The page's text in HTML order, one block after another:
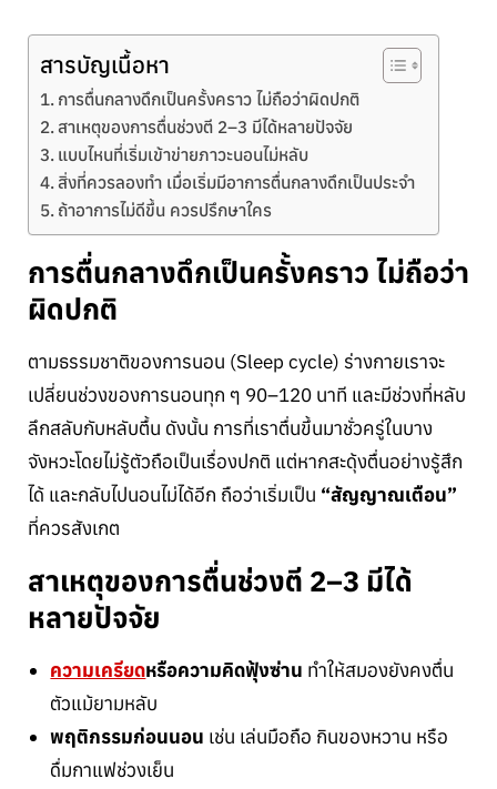
สารบัญเนื้อหา
การตื่นกลางดึกเป็นครั้งคราว ไม่ถือว่าผิดปกติ
สาเหตุของการตื่นช่วงตี 2–3 มีได้หลายปัจจัย
แบบไหนที่เริ่มเข้าข่ายภาวะนอนไม่หลับ
สิ่งที่ควรลองทำ เมื่อเริ่มมีอาการตื่นกลางดึกเป็นประจำ
ถ้าอาการไม่ดีขึ้น ควรปรึกษาใคร
การตื่นกลางดึกเป็นครั้งคราว ไม่ถือว่า
ผิดปกติ
ตามธรรมชาติของการนอน (Sleep cycle) ร่างกายเราจะ
เปลี่ยนช่วงของการนอนทุก ๆ 90–120 นาที และมีช่วงที่หลับ
ลึกสลับกับหลับตื้น ดังนั้น การที่เราตื่นขึ้นมาชั่วครู่ในบาง
จังหวะโดยไม่รู้ตัวถือเป็นเรื่องปกติ แต่หากสะดุ้งตื่นอย่างรู้สึก
ได้ และกลับไปนอนไม่ได้อีก ถือว่าเริ่มเป็น “สัญญาณเตือน”
ที่ควรสังเกต
สาเหตุของการตื่นช่วงตี 2–3 มีได้
หลายปัจจัย
ความเครียดหรือความคิดฟุ้งซ่าน ทำให้สมองยังคงตื่น
ตัวแม้ยามหลับ
พฤติกรรมก่อนนอน เช่น เล่นมือถือ กินของหวาน หรือ
ดื่มกาแฟช่วงเย็น